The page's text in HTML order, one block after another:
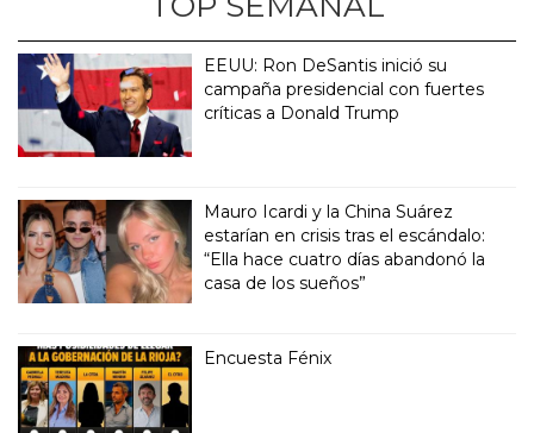
EEUU: Ron DeSantis inició su
campaña presidencial con fuertes
críticas a Donald Trump
Mauro Icardi y la China Suárez
estarían en crisis tras el escándalo:
“Ella hace cuatro días abandonó la
casa de los sueños”
Encuesta Fénix